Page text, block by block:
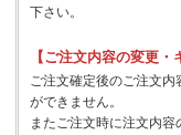
下さい。
【ご注文内容の変更・
ご注文確定後のご注文内
ができません。
またご注文時に注文内